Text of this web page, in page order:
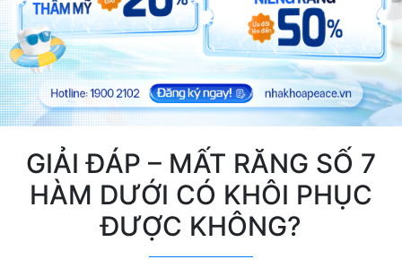
GIẢI ĐÁP – MẤT RĂNG SỐ 7
HÀM DƯỚI CÓ KHÔI PHỤC
ĐƯỢC KHÔNG?